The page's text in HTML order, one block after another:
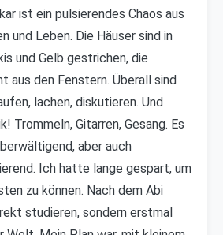
ist ein pulsierendes Chaos aus
und Leben. Die Häuser sind in
und Gelb gestrichen, die
aus den Fenstern. Überall sind
lachen, diskutieren. Und
Trommeln, Gitarren, Gesang. Es
aber auch
Ich hatte lange gespart, um
zu können. Nach dem Abi
studieren, sondern erstmal